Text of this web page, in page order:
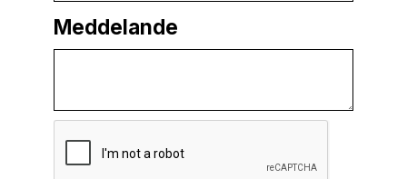
Meddelande